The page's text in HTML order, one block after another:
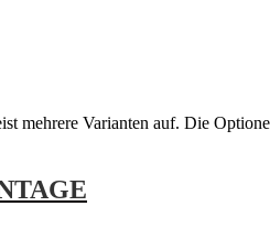
mehrere Varianten auf. Die